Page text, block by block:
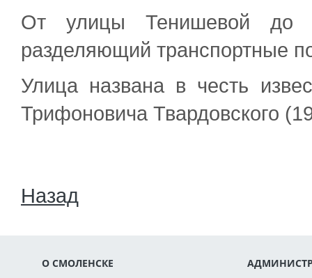
От улицы Тенишевой до
разделяющий транспортные
Улица названа в честь
Трифоновича Твардовского
Назад
О СМОЛЕНСКЕ